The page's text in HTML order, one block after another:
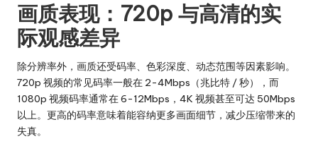
画质表现：720p 与高清的实
际观感差异
除分辨率外，画质还受码率、 色彩深度、 动态范围等因素影响。
720p 视频的常见码率一般在 2-4Mbps（兆比特 / 秒），而
1080p 视频码率通常在 6-12Mbps，4K 视频甚至可达 50Mbps
以上。更高的码率意味着能容纳更多画面细节，减少压缩带来的
失真。